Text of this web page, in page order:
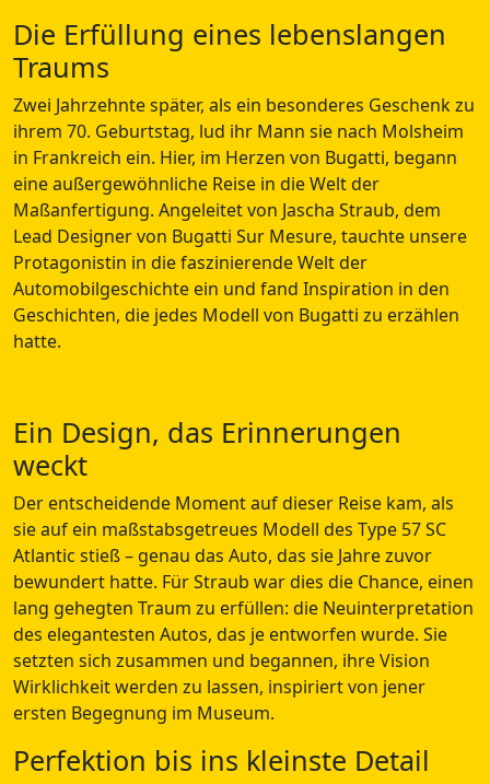
Die Erfüllung eines lebenslangen
Traums
Zwei Jahrzehnte später, als ein besonderes Geschenk zu
ihrem 70. Geburtstag, lud ihr Mann sie nach Molsheim
in Frankreich ein. Hier, im Herzen von Bugatti, begann
eine außergewöhnliche Reise in die Welt der
Maßanfertigung. Angeleitet von Jascha Straub, dem
Lead Designer von Bugatti Sur Mesure, tauchte unsere
Protagonistin in die faszinierende Welt der
Automobilgeschichte ein und fand Inspiration in den
Geschichten, die jedes Modell von Bugatti zu erzählen
hatte.
Ein Design, das Erinnerungen
weckt
Der entscheidende Moment auf dieser Reise kam, als
sie auf ein maßstabsgetreues Modell des Type 57 SC
Atlantic stieß – genau das Auto, das sie Jahre zuvor
bewundert hatte. Für Straub war dies die Chance, einen
lang gehegten Traum zu erfüllen: die Neuinterpretation
des elegantesten Autos, das je entworfen wurde. Sie
setzten sich zusammen und begannen, ihre Vision
Wirklichkeit werden zu lassen, inspiriert von jener
ersten Begegnung im Museum.
Perfektion bis ins kleinste Detail